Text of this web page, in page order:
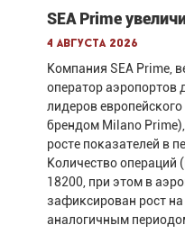
SEA Prime
4 августа 2026
Компания SEA Prime,
оператор аэропортов
лидеров
брендом Milano
росте показателей в
Количество операций
18200, при этом в
зафиксирован рост
аналогичным